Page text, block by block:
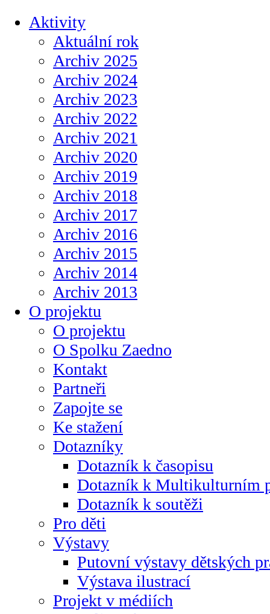
Aktivity
Aktuální rok
Archiv 2025
Archiv 2024
Archiv 2023
Archiv 2022
Archiv 2021
Archiv 2020
Archiv 2019
Archiv 2018
Archiv 2017
Archiv 2016
Archiv 2015
Archiv 2014
Archiv 2013
O projektu
O projektu
O Spolku Zaedno
Kontakt
Partneři
Zapojte se
Ke stažení
Dotazníky
Dotazník k časopisu
Dotazník k Multikulturním
Dotazník k soutěži
Pro děti
Výstavy
Putovní výstavy dětských
Výstava ilustrací
Projekt v médiích